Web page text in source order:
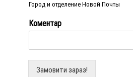
Город и отделение Новой Почты
Коментар
Замовити зараз!